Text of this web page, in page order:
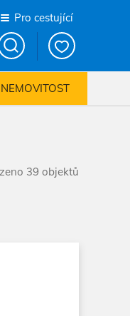
39 objektů
Pro cestující